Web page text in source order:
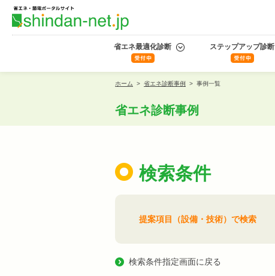
省エネ最適化診断 ステップアップ診断
ホーム > 省エネ診断事例 > 事例一覧
省エネ診断事例
検索条件
提案項目（設備・技術）で検索
検索条件指定画面に戻る